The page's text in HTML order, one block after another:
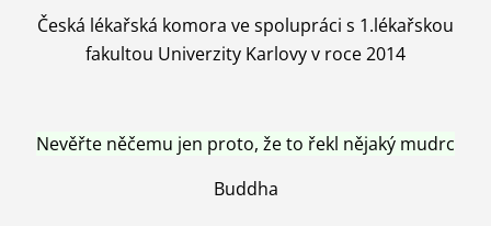
Česká lékařská komora ve spolupráci s 1.lékařskou
fakultou Univerzity Karlovy v roce 2014
Nevěřte něčemu jen proto, že to řekl nějaký mudrc
Buddha